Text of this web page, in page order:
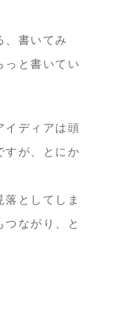
、書いてみ
っと書いてい
イディアは頭
すが、とにか
としてしま
つながり、と